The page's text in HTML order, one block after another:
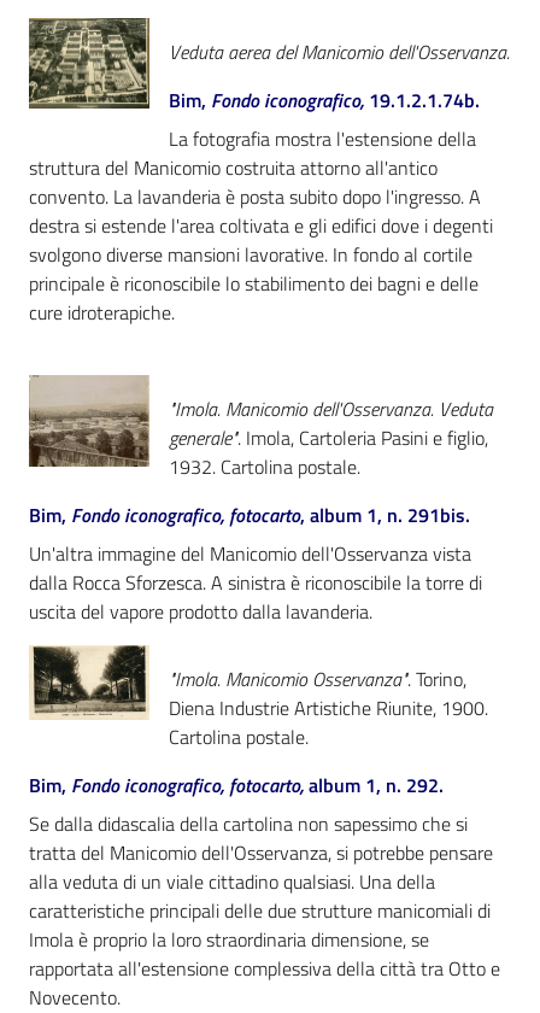
Veduta aerea del Manicomio dell'Osservanza.
Bim, Fondo iconografico, 19.1.2.1.74b.
La fotografia mostra l'estensione della
struttura del Manicomio costruita attorno all'antico
convento. La lavanderia è posta subito dopo l'ingresso. A
destra si estende l'area coltivata e gli edifici dove i degenti
svolgono diverse mansioni lavorative. In fondo al cortile
principale è riconoscibile lo stabilimento dei bagni e delle
cure idroterapiche.
"Imola. Manicomio dell'Osservanza. Veduta
generale". Imola, Cartoleria Pasini e figlio,
1932. Cartolina postale.
Bim, Fondo iconografico, fotocarto, album 1, n. 291bis.
Un'altra immagine del Manicomio dell'Osservanza vista
dalla Rocca Sforzesca. A sinistra è riconoscibile la torre di
uscita del vapore prodotto dalla lavanderia.
"Imola. Manicomio Osservanza". Torino,
Diena Industrie Artistiche Riunite, 1900.
Cartolina postale.
Bim, Fondo iconografico, fotocarto,album 1, n. 292.
Se dalla didascalia della cartolina non sapessimo che si
tratta del Manicomio dell'Osservanza, si potrebbe pensare
alla veduta di un viale cittadino qualsiasi. Una della
caratteristiche principali delle due strutture manicomiali di
Imola è proprio la loro straordinaria dimensione, se
rapportata all'estensione complessiva della città tra Otto e
Novecento.